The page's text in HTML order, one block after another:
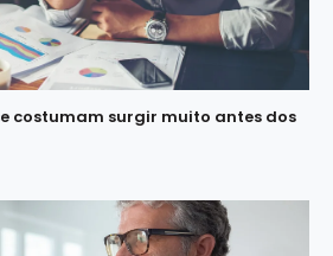
costumam surgir muito antes dos